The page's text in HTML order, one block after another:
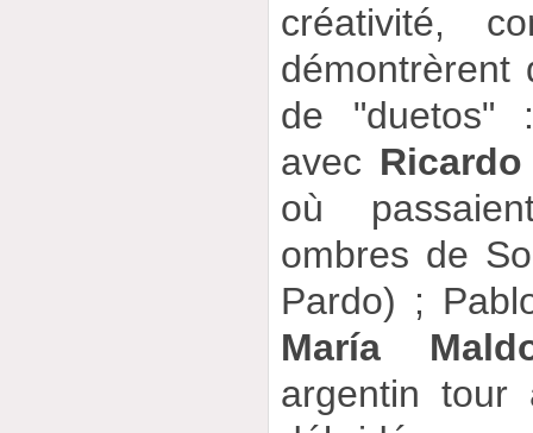
créativité,
démontrèrent
de "duetos"
avec
où
ombres de
Pardo) ;
María
argentin tour